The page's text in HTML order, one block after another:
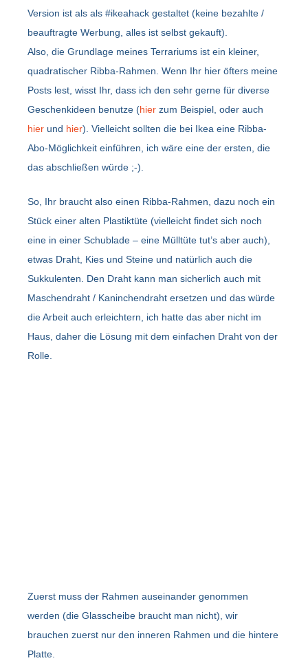
Version ist als als #ikeahack gestaltet (keine bezahlte /
beauftragte Werbung, alles ist selbst gekauft).
Also, die Grundlage meines Terrariums ist ein kleiner,
quadratischer Ribba-Rahmen. Wenn Ihr hier öfters meine
Posts lest, wisst Ihr, dass ich den sehr gerne für diverse
Geschenkideen benutze (hier zum Beispiel, oder auch
hier und hier). Vielleicht sollten die bei Ikea eine Ribba-
Abo-Möglichkeit einführen, ich wäre eine der ersten, die
das abschließen würde ;-).
So, Ihr braucht also einen Ribba-Rahmen, dazu noch ein
Stück einer alten Plastiktüte (vielleicht findet sich noch
eine in einer Schublade – eine Mülltüte tut’s aber auch),
etwas Draht, Kies und Steine und natürlich auch die
Sukkulenten. Den Draht kann man sicherlich auch mit
Maschendraht / Kaninchendraht ersetzen und das würde
die Arbeit auch erleichtern, ich hatte das aber nicht im
Haus, daher die Lösung mit dem einfachen Draht von der
Rolle.
Zuerst muss der Rahmen auseinander genommen
werden (die Glasscheibe braucht man nicht), wir
brauchen zuerst nur den inneren Rahmen und die hintere
Platte.